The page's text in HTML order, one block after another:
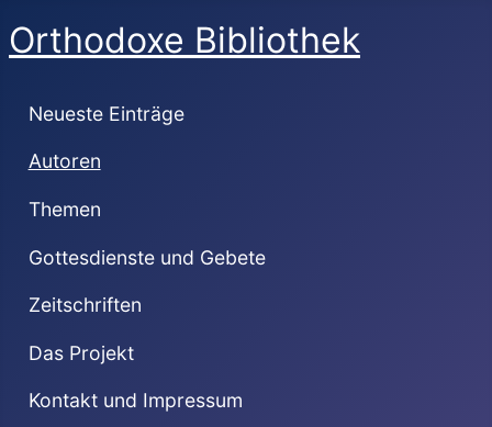
Orthodoxe Bibliothek
Neueste Einträge
Autoren
Themen
Gottesdienste und Gebete
Zeitschriften
Das Projekt
Kontakt und Impressum